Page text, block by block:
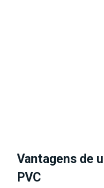
Vantagens de
PVC